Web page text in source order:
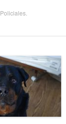
Policiales.